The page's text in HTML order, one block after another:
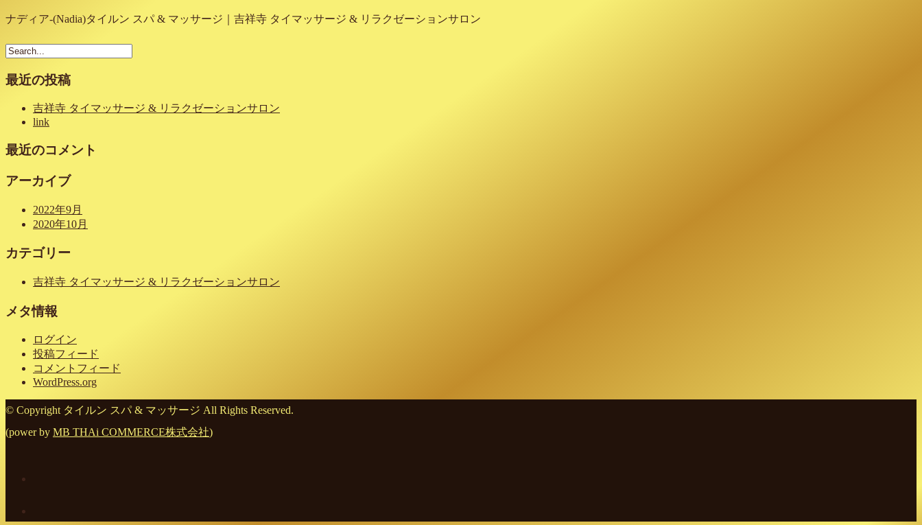
ナディア-(Nadia)タイルン スパ & マッサージ｜吉祥寺 タイマッサージ & リラクゼーションサロン
最近の投稿
吉祥寺 タイマッサージ & リラクゼーションサロン
link
最近のコメント
アーカイブ
2022年9月
2020年10月
カテゴリー
吉祥寺 タイマッサージ & リラクゼーションサロン
メタ情報
ログイン
投稿フィード
コメントフィード
WordPress.org
© Copyright タイルン スパ & マッサージ All Rights Reserved.
(power by MB THAi COMMERCE株式会社)